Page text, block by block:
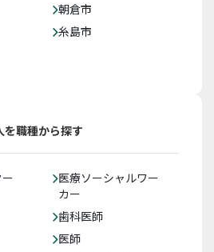
朝倉市
糸島市
職種から探す
医療ソーシャルワー
カー
歯科医師
医師